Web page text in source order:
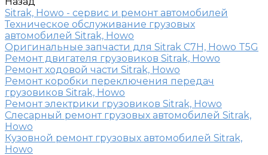
Sitrak, Howo - сервис и ремонт автомобилей
Техническое обслуживание грузовых
автомобилей Sitrak, Howo
Оригинальные запчасти для Sitrak C7H, Howo T5G
Ремонт двигателя грузовиков Sitrak, Howo
Ремонт ходовой части Sitrak, Howo
Ремонт коробки переключения передач
грузовиков Sitrak, Howo
Ремонт электрики грузовиков Sitrak, Howo
Слесарный ремонт грузовых автомобилей Sitrak,
Howo
Кузовной ремонт грузовых автомобилей Sitrak,
Howo